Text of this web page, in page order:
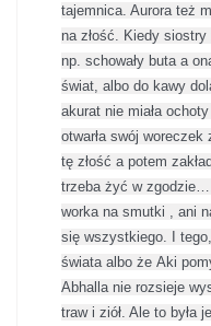
tajemnica. Aurora też
na złość. Kiedy
np. schowały buta a
świat, albo do kawy
akurat nie miała
otwarła swój woreczek
tę złość a potem
trzeba żyć w
worka na smutki , ani
się wszystkiego. I
świata albo że Aki
Abhalla nie rozsieje
traw i ziół. Ale to